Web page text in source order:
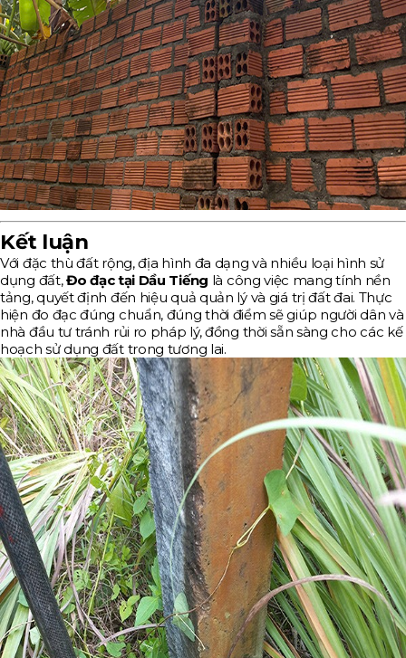
Kết luận
Với đặc thù đất rộng, địa hình đa dạng và nhiều loại hình sử
dụng đất,Đo đạc tại Dầu Tiếng là công việc mang tính nền
tảng, quyết định đến hiệu quả quản lý và giá trị đất đai. Thực
hiện đo đạc đúng chuẩn, đúng thời điểm sẽ giúp người dân và
nhà đầu tư tránh rủi ro pháp lý, đồng thời sẵn sàng cho các kế
hoạch sử dụng đất trong tương lai.